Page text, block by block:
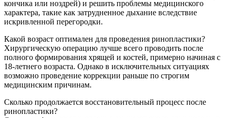
кончика или ноздрей) и решить проблемы медицинского
характера, такие как затрудненное дыхание вследствие
искривленной перегородки.
Какой возраст оптимален для проведения ринопластики?
Хирургическую операцию лучше всего проводить после
полного формирования хрящей и костей, примерно начиная с
18-летнего возраста. Однако в исключительных ситуациях
возможно проведение коррекции раньше по строгим
медицинским причинам.
Сколько продолжается восстановительный процесс после
ринопластики?